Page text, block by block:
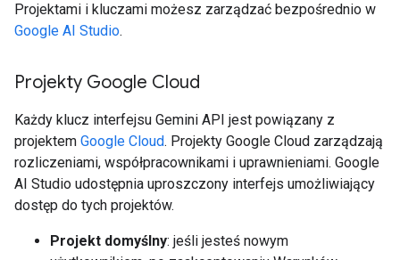
Projektami i kluczami możesz zarządzać bezpośrednio w
Google AI Studio.
Projekty Google Cloud
Każdy klucz interfejsu Gemini API jest powiązany z
projektem Google Cloud. Projekty Google Cloud zarządzają
rozliczeniami, współpracownikami i uprawnieniami. Google
AI Studio udostępnia uproszczony interfejs umożliwiający
dostęp do tych projektów.
Projekt domyślny: jeśli jesteś nowym